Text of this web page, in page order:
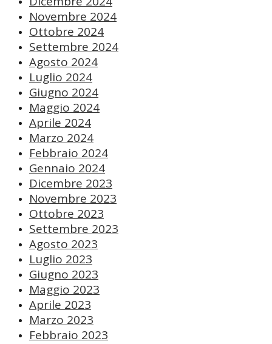
Novembre 2024
Ottobre 2024
Settembre 2024
Agosto 2024
Luglio 2024
Giugno 2024
Maggio 2024
Aprile 2024
Marzo 2024
Febbraio 2024
Gennaio 2024
Dicembre 2023
Novembre 2023
Ottobre 2023
Settembre 2023
Agosto 2023
Luglio 2023
Giugno 2023
Maggio 2023
Aprile 2023
Marzo 2023
Febbraio 2023